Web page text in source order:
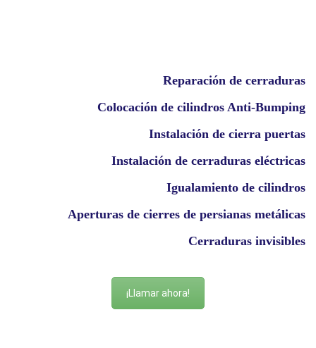
Reparación de cerraduras
Colocación de cilindros Anti-Bumping
Instalación de cierra puertas
Instalación de cerraduras eléctricas
Igualamiento de cilindros
Aperturas de cierres de persianas metálicas
Cerraduras invisibles
¡Llamar ahora!